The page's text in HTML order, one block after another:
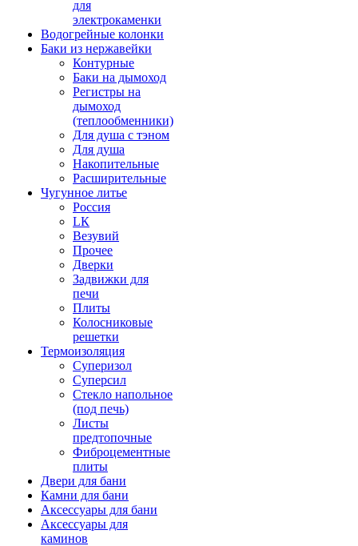
для
электрокаменки
Водогрейные колонки
Баки из нержавейки
Контурные
Баки на дымоход
Регистры на
дымоход
(теплообменники)
Для душа с тэном
Для душа
Накопительные
Расширительные
Чугунное литье
Россия
LК
Везувий
Прочее
Дверки
Задвижки для
печи
Плиты
Колосниковые
решетки
Термоизоляция
Суперизол
Суперсил
Стекло напольное
(под печь)
Листы
предтопочные
Фиброцементные
плиты
Двери для бани
Камни для бани
Аксессуары для бани
Аксессуары для
каминов